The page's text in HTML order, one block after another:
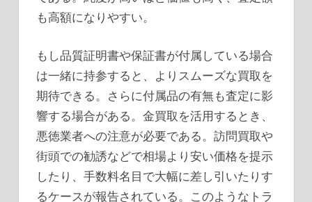
も高額になりやすい。
もし品質証明書や保証書が付属している場合
は一緒に持参すると、よりスムーズな買取を
期待できる。さらに付属品の有無も査定に影
響する場合がある。金買取を活用するとき、
悪徳業者への注意が必要である。訪問買取や
街頭での勧誘などで相場より安い価格を提示
したり、手数料名目で大幅に差し引いたりす
るケースが報告されている。このようなトラ